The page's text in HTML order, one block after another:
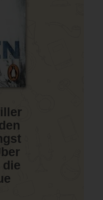
die